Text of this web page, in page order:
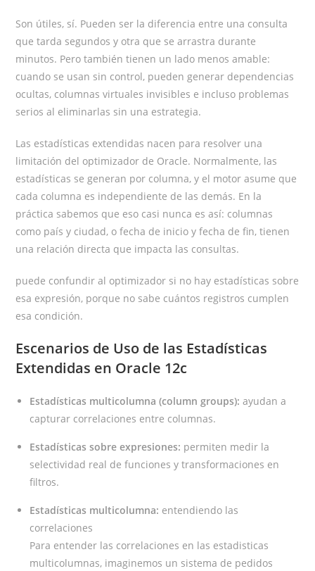
Son útiles, sí. Pueden ser la diferencia entre una consulta
que tarda segundos y otra que se arrastra durante
minutos. Pero también tienen un lado menos amable:
cuando se usan sin control, pueden generar dependencias
ocultas, columnas virtuales invisibles e incluso problemas
serios al eliminarlas sin una estrategia.
Las estadísticas extendidas nacen para resolver una
limitación del optimizador de Oracle. Normalmente, las
estadísticas se generan por columna, y el motor asume que
cada columna es independiente de las demás. En la
práctica sabemos que eso casi nunca es así: columnas
como país y ciudad, o fecha de inicio y fecha de fin, tienen
una relación directa que impacta las consultas.
puede confundir al optimizador si no hay estadísticas sobre
esa expresión, porque no sabe cuántos registros cumplen
esa condición.
Escenarios de Uso de las Estadísticas
Extendidas en Oracle 12c
Estadísticas multicolumna (column groups): ayudan a
capturar correlaciones entre columnas.
Estadísticas sobre expresiones: permiten medir la
selectividad real de funciones y transformaciones en
filtros.
Estadísticas multicolumna: entendiendo las
correlaciones
Para entender las correlaciones en las estadisticas
multicolumnas, imaginemos un sistema de pedidos